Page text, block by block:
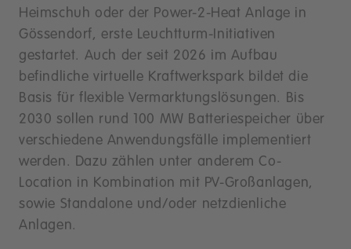
Heimschuh oder der Power-2-Heat Anlage in
Gössendorf, erste Leuchtturm-Initiativen
gestartet. Auch der seit 2026 im Aufbau
befindliche virtuelle Kraftwerkspark bildet die
Basis für flexible Vermarktungslösungen. Bis
2030 sollen rund 100 MW Batteriespeicher über
verschiedene Anwendungsfälle implementiert
werden. Dazu zählen unter anderem Co-
Location in Kombination mit PV-Großanlagen,
sowie Standalone und/oder netzdienliche
Anlagen.